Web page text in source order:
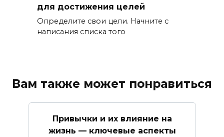
для достижения целей
Определите свои цели. Начните с
написания списка того
Вам также может понравиться
Привычки и их влияние на
жизнь — ключевые аспекты